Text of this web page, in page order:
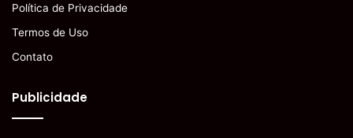
Política de Privacidade
Termos de Uso
Contato
Publicidade